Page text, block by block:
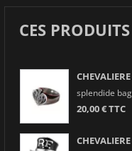
CES
splendide
20,00 € TTC